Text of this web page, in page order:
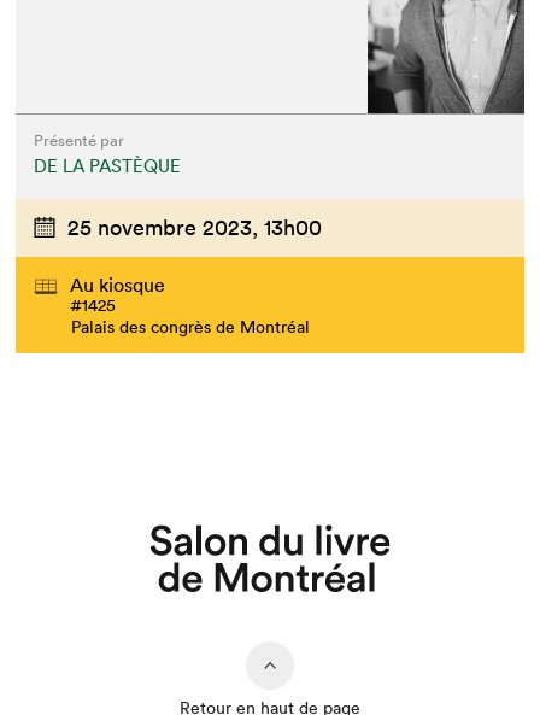
Que cherchez-vous?
Présenté par
DE LA PASTÈQUE
25 novembre 2023, 13h00
Au kiosque
#1425
Palais des congrès de Montréal
Retour en haut de page